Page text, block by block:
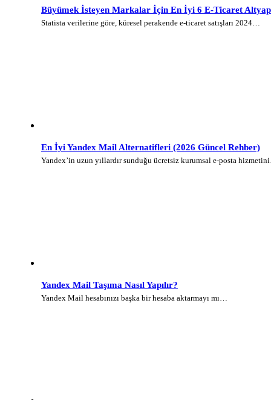
Büyümek İsteyen Markalar İçin En İyi 6 E-Ticaret
Statista verilerine göre, küresel perakende e-ticaret satışları 2024…
En İyi Yandex Mail Alternatifleri (2026 Güncel Rehber)
Yandex’in uzun yıllardır sunduğu ücretsiz kurumsal e-posta
Yandex Mail Taşıma Nasıl Yapılır?
Yandex Mail hesabınızı başka bir hesaba aktarmayı mı…